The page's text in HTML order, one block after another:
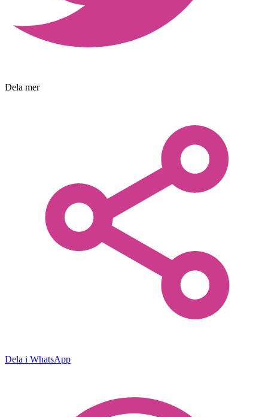
Dela mer
Dela i WhatsApp